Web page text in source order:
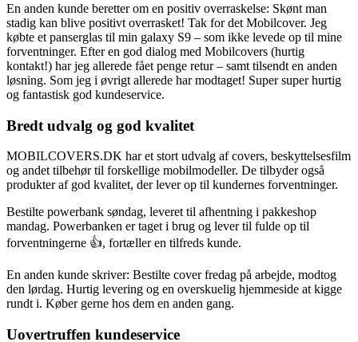
En anden kunde beretter om en positiv overraskelse: Skønt man
stadig kan blive positivt overrasket! Tak for det Mobilcover. Jeg
købte et panserglas til min galaxy S9 – som ikke levede op til mine
forventninger. Efter en god dialog med Mobilcovers (hurtig
kontakt!) har jeg allerede fået penge retur – samt tilsendt en anden
løsning. Som jeg i øvrigt allerede har modtaget! Super super hurtig
og fantastisk god kundeservice.
Bredt udvalg og god kvalitet
MOBILCOVERS.DK har et stort udvalg af covers, beskyttelsesfilm
og andet tilbehør til forskellige mobilmodeller. De tilbyder også
produkter af god kvalitet, der lever op til kundernes forventninger.
Bestilte powerbank søndag, leveret til afhentning i pakkeshop
mandag. Powerbanken er taget i brug og lever til fulde op til
forventningerne 👍, fortæller en tilfreds kunde.
En anden kunde skriver: Bestilte cover fredag på arbejde, modtog
den lørdag. Hurtig levering og en overskuelig hjemmeside at kigge
rundt i. Køber gerne hos dem en anden gang.
Uovertruffen kundeservice